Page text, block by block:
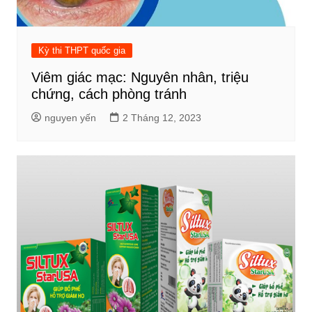
Kỳ thi THPT quốc gia
Viêm giác mạc: Nguyên nhân, triệu
chứng, cách phòng tránh
nguyen yến 2 Tháng 12, 2023